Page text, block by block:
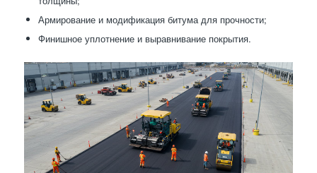
Армирование и модификация битума для прочности;
Финишное уплотнение и выравнивание покрытия.